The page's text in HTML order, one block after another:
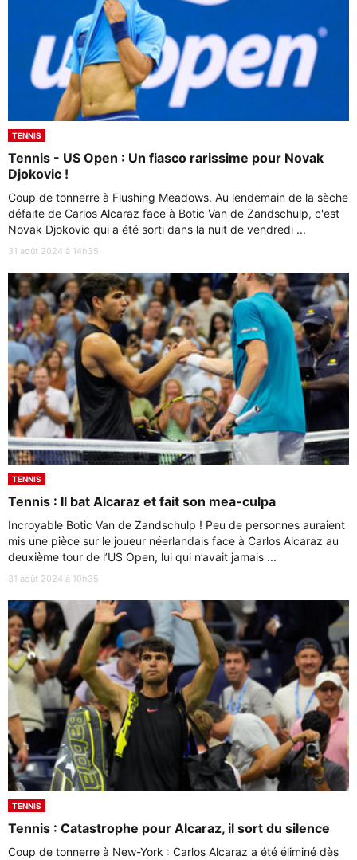
TENNIS
Tennis - US Open : Un fiasco rarissime pour Novak
Djokovic !
Coup de tonnerre à Flushing Meadows. Au lendemain de la sèche
défaite de Carlos Alcaraz face à Botic Van de Zandschulp, c'est
Novak Djokovic qui a été sorti dans la nuit de vendredi ...
31 août 2024 à 14h35
TENNIS
Tennis : Il bat Alcaraz et fait son mea-culpa
Incroyable Botic Van de Zandschulp ! Peu de personnes auraient
mis une pièce sur le joueur néerlandais face à Carlos Alcaraz au
deuxième tour de l’US Open, lui qui n’avait jamais ...
31 août 2024 à 10h35
TENNIS
Tennis : Catastrophe pour Alcaraz, il sort du silence
Coup de tonnerre à New-York : Carlos Alcaraz a été éliminé dès